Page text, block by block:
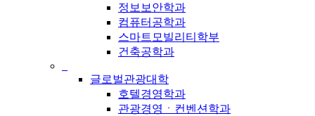
정보보안학과
컴퓨터공학과
스마트모빌리티학부
건축공학과
글로벌관광대학
호텔경영학과
관광경영ㆍ컨벤션학과